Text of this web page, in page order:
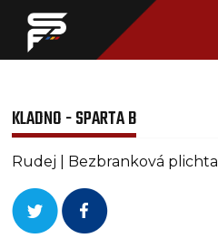
KLADNO - SPARTA B
Rudej | Bezbranková plichta